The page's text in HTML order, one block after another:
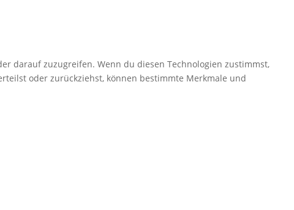
darauf zuzugreifen. Wenn du diesen Technologien zustimmst,
oder zurückziehst, können bestimmte Merkmale und